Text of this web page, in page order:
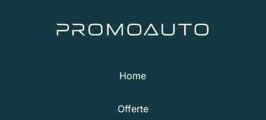
Home
Offerte